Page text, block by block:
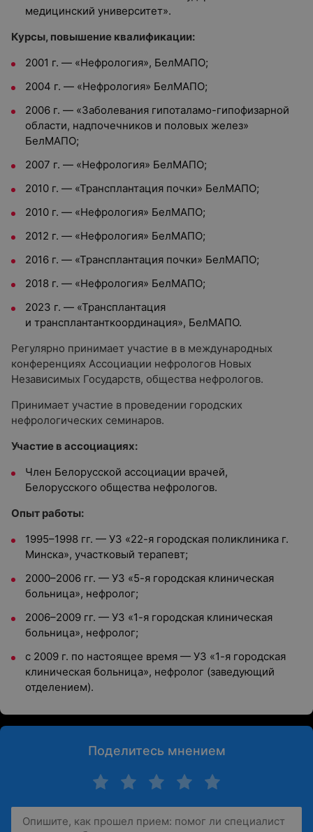
медицинский университет».
Курсы, повышение квалификации:
2001 г. — «Нефрология», БелМАПО;
2004 г. — «Нефрология» БелМАПО;
2006 г. — «Заболевания гипоталамо-гипофизарной
области, надпочечников и половых желез»
БелМАПО;
2007 г. — «Нефрология» БелМАПО;
2010 г. — «Трансплантация почки» БелМАПО;
2010 г. — «Нефрология» БелМАПО;
2012 г. — «Нефрология» БелМАПО;
2016 г. — «Трансплантация почки» БелМАПО;
2018 г. — «Нефрология» БелМАПО;
2023 г. — «Трансплантация
и трансплантанткоординация», БелМАПО.
Регулярно принимает участие в в международных
конференциях Ассоциации нефрологов Новых
Независимых Государств, общества нефрологов.
Принимает участие в проведении городских
нефрологических семинаров.
Участие в ассоциациях:
Член Белорусской ассоциации врачей,
Белорусского общества нефрологов.
Опыт работы:
1995–1998 гг. — УЗ «22-я городская поликлиника г.
Минска», участковый терапевт;
2000–2006 гг. — УЗ «5-я городская клиническая
больница», нефролог;
2006–2009 гг. — УЗ «1-я городская клиническая
больница», нефролог;
с 2009 г. по настоящее время — УЗ «1-я городская
клиническая больница», нефролог (заведующий
отделением).
Поделитесь мнением